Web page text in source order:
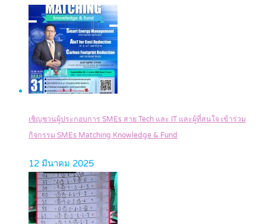
เชิญชวนผู้ประกอบการ SMEs สาย Tech และ IT และผู้ที่สนใจ เข้าร่วม
กิจกรรม SMEs Matching Knowledge & Fund
12 มีนาคม 2025